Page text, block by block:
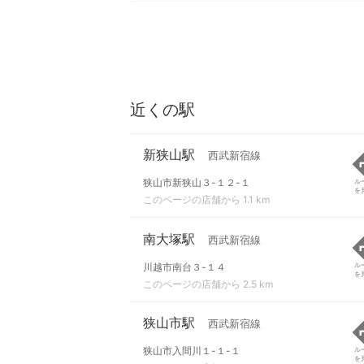
近くの駅
新狭山駅 西武新宿線
狭山市新狭山３-１２-１
このページの店舗から 1.1 km
ル
を
南大塚駅 西武新宿線
川越市南台３-１４
このページの店舗から 2.5 km
ル
を
狭山市駅 西武新宿線
狭山市入間川１-１-１
ル
を